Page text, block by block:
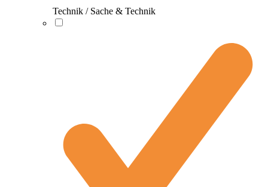
Technik / Sache & Technik